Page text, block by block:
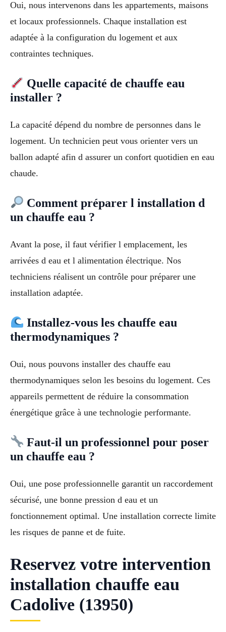
Oui, nous intervenons dans les appartements, maisons
et locaux professionnels. Chaque installation est
adaptée à la configuration du logement et aux
contraintes techniques.
Quelle capacité de chauffe eau
installer ?
La capacité dépend du nombre de personnes dans le
logement. Un technicien peut vous orienter vers un
ballon adapté afin d assurer un confort quotidien en eau
chaude.
Comment préparer l installation d
un chauffe eau ?
Avant la pose, il faut vérifier l emplacement, les
arrivées d eau et l alimentation électrique. Nos
techniciens réalisent un contrôle pour préparer une
installation adaptée.
Installez-vous les chauffe eau
thermodynamiques ?
Oui, nous pouvons installer des chauffe eau
thermodynamiques selon les besoins du logement. Ces
appareils permettent de réduire la consommation
énergétique grâce à une technologie performante.
Faut-il un professionnel pour poser
un chauffe eau ?
Oui, une pose professionnelle garantit un raccordement
sécurisé, une bonne pression d eau et un
fonctionnement optimal. Une installation correcte limite
les risques de panne et de fuite.
Reservez votre intervention
installation chauffe eau
Cadolive (13950)